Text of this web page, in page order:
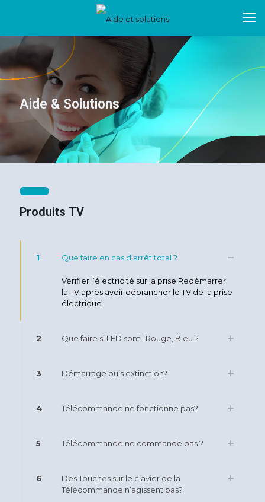
Aide & Solutions
Produits TV
1 Que faire en cas d’arrêt total ?
Vérifier l’électricité sur la prise Redémarrer
la TV après avoir débrancher le TV de la prise
électrique.
2 Que faire si LED sont : Rouge, Bleu ?
3 Démarrage puis extinction?
4 Télécommande ne fonctionne pas?
5 Télécommande ne commande pas ?
6
Des Touches sur le clavier de la
Télécommande n’agissent pas?